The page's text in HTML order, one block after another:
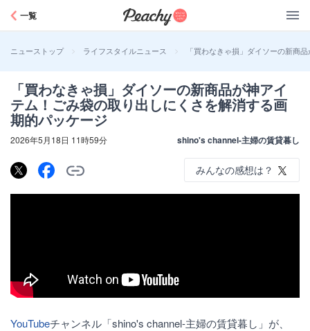
一覧
ニューストップ > ライフスタイルニュース > 「買わなきゃ損」ダイソーの新商
「買わなきゃ損」ダイソーの新商品が神アイ
テム！ごみ袋の取り出しにくさを解消する画
期的パッケージ
2026年5月18日 11時59分 shino's channel-主婦の賃貸暮し
みんなの感想は？
YouTubeチャンネル「shino's channel-主婦の賃貸暮し」が、